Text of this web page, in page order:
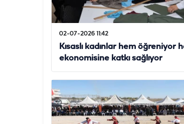
02-07-2026 11:42
Kısaslı kadınlar hem öğreniyor
ekonomisine katkı sağlıyor